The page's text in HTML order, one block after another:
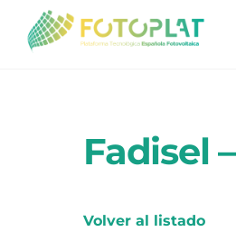
content
Fadisel
Volver al listado